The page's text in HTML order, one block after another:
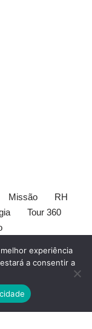
Missão
RH
Tour 360
e seu conteúdo
ser adequado a
o
antes de tomar
experiência
a consentir a